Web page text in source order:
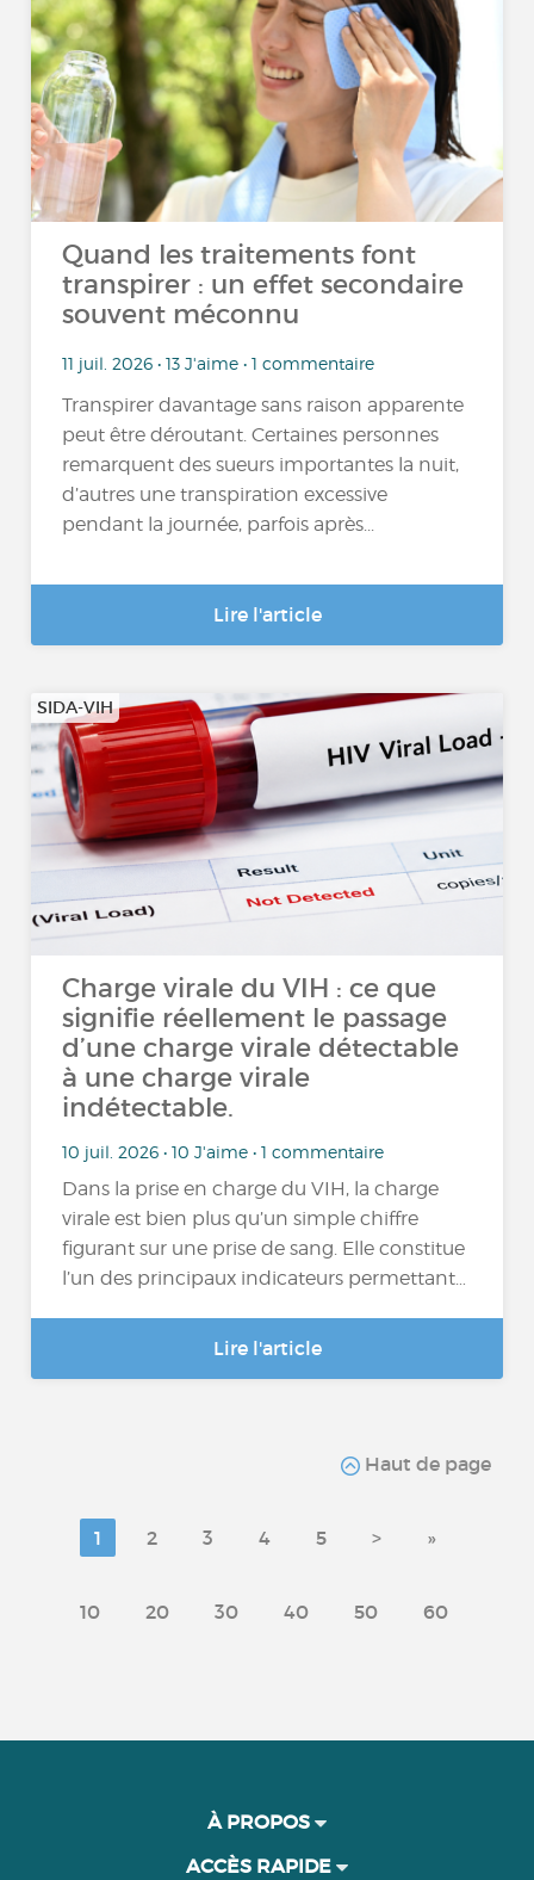
Quand les traitements font
transpirer : un effet secondaire
souvent méconnu
11 juil. 2026 • 13 J'aime • 1 commentaire
Transpirer davantage sans raison apparente
peut être déroutant. Certaines personnes
remarquent des sueurs importantes la nuit,
d’autres une transpiration excessive
pendant la journée, parfois après...
Lire l'article
SIDA-VIH
Charge virale du VIH : ce que
signifie réellement le passage
d’une charge virale détectable
à une charge virale
indétectable.
10 juil. 2026 • 10 J'aime • 1 commentaire
Dans la prise en charge du VIH, la charge
virale est bien plus qu’un simple chiffre
figurant sur une prise de sang. Elle constitue
l’un des principaux indicateurs permettant…
Lire l'article
Haut de page
1 2 3 4 5 > »
10 20 30 40 50 60
À PROPOS
ACCÈS RAPIDE